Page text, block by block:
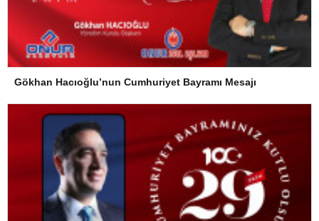
Gökhan Hacıoğlu’nun Cumhuriyet Bayramı Mesajı